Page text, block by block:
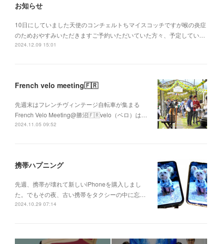
お知らせ
10日にしていました天使のコンチェルトちマイスコッチですが喉の炎症
のためおやすみいただきますご予約いただいていた方々、予定してい…
2024.12.09 15:01
French velo meeting🇫🇷
先週末はフレンチヴィンテージ自転車が集まる
French Velo Meeting@勝沼🇫🇷velo（ベロ）は…
2024.11.05 09:52
携帯ハプニング
先週、携帯が壊れて新しいiPhoneを購入しまし
た。でもその夜、古い携帯をタクシーの中に忘…
2024.10.29 07:14